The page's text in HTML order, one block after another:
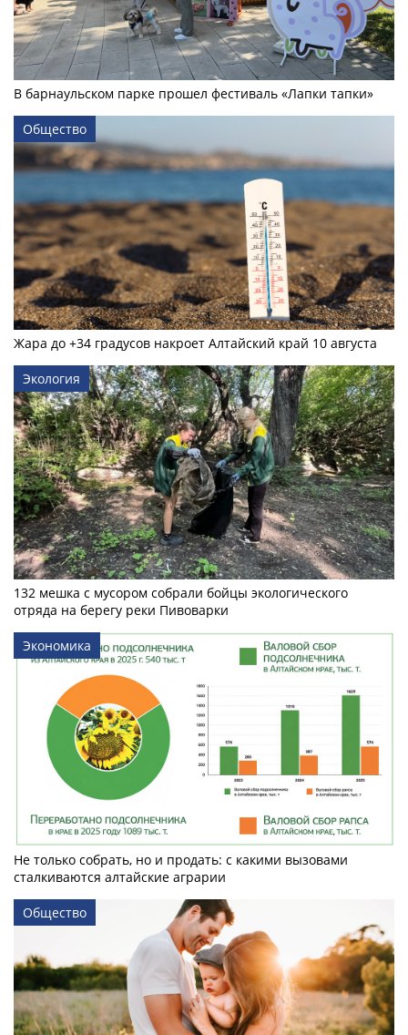
В барнаульском парке прошел фестиваль «Лапки тапки»
Общество
Жара до +34 градусов накроет Алтайский край 10 августа
Экология
132 мешка с мусором собрали бойцы экологического
отряда на берегу реки Пивоварки
Экономика
Не только собрать, но и продать: с какими вызовами
сталкиваются алтайские аграрии
Общество